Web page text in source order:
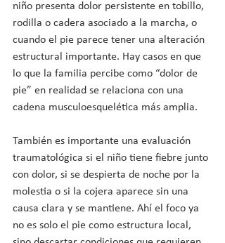
niño presenta dolor persistente en tobillo,
rodilla o cadera asociado a la marcha, o
cuando el pie parece tener una alteración
estructural importante. Hay casos en que
lo que la familia percibe como “dolor de
pie” en realidad se relaciona con una
cadena musculoesquelética más amplia.
También es importante una evaluación
traumatológica si el niño tiene fiebre junto
con dolor, si se despierta de noche por la
molestia o si la cojera aparece sin una
causa clara y se mantiene. Ahí el foco ya
no es solo el pie como estructura local,